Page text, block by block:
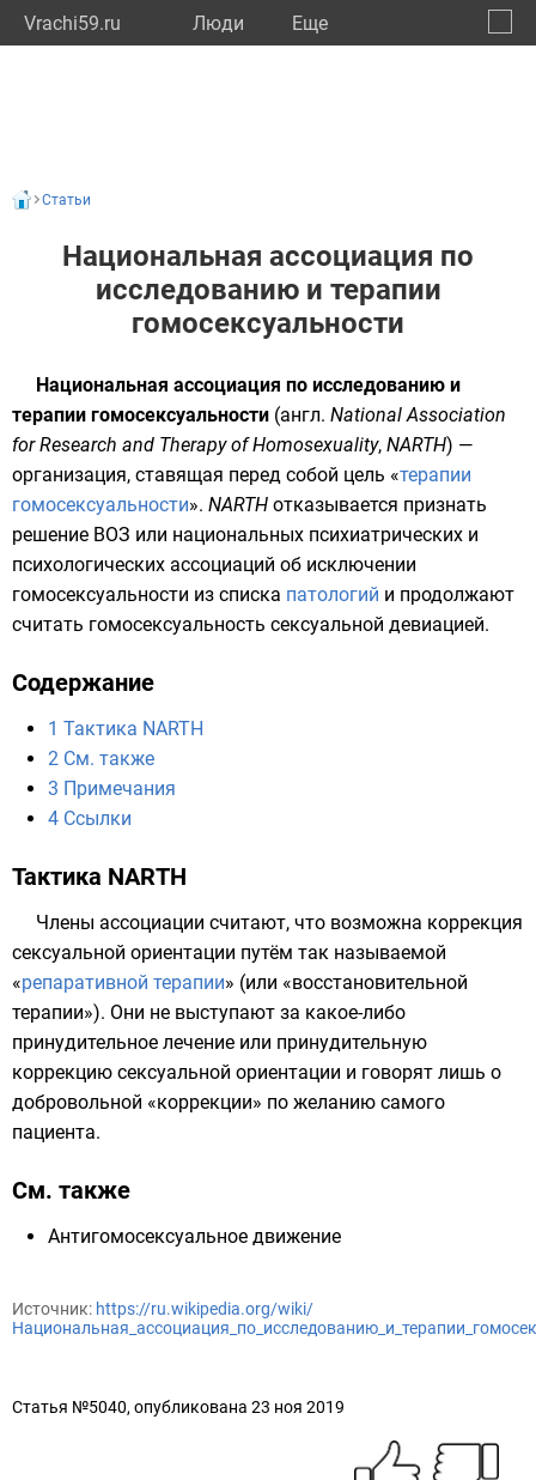
Vrachi59.ru Люди Eще
Статьи
Национальная ассоциация по
исследованию и терапии
гомосексуальности
Национальная ассоциация по исследованию и
терапии гомосексуальности (англ. National Association
for Research and Therapy of Homosexuality, NARTH) —
организация, ставящая перед собой цель «терапии
гомосексуальности». NARTH отказывается признать
решение ВОЗ или национальных психиатрических и
психологических ассоциаций об исключении
гомосексуальности из списка патологий и продолжают
считать гомосексуальность сексуальной девиацией.
Содержание
1 Тактика NARTH
2 См. также
3 Примечания
4 Ссылки
Тактика NARTH
Члены ассоциации считают, что возможна коррекция
сексуальной ориентации путём так называемой
«репаративной терапии» (или «восстановительной
терапии»). Они не выступают за какое-либо
принудительное лечение или принудительную
коррекцию сексуальной ориентации и говорят лишь о
добровольной «коррекции» по желанию самого
пациента.
См. также
Антигомосексуальное движение
Источник: https://ru.wikipedia.org/wiki/
Статья №5040, опубликована 23 ноя 2019